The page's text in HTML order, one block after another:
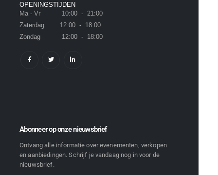
OPENINGSTIJDEN
Ma - Vr 10:00 - 21:00
Zaterdag 12:00 - 18:00
Zondag 12:00 - 18:00
Abonneer op onze nieuwsbrief
Ontvang alle informatie over evenementen, verkopen
en aanbiedingen. Schrijf je vandaag nog in voor de
nieuwsbrief.